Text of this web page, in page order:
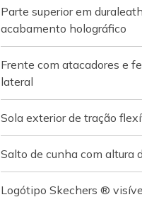
Parte superior em
acabamento holográfico
Frente com atacadores e
lateral
Sola exterior de tração
Salto de cunha com altura
Logótipo Skechers ®